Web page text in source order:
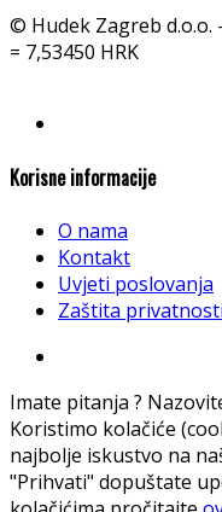
© Hudek Zagreb d.o.o.
= 7,53450 HRK
Korisne informacije
O nama
Kontakt
Uvjeti poslovanja
Zaštita privatnosti
Imate pitanja ?
Koristimo kolačiće
najbolje iskustvo na
"Prihvati" dopuštate